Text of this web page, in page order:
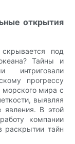
открытия
под
Тайны и
интриговали
прогрессу
морского мира с
выявляя
явления. В этой
компании
раскрытии тайн